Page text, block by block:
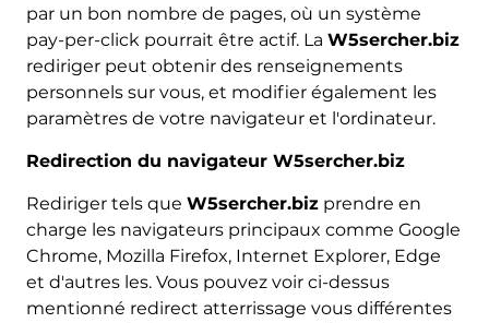
par un bon nombre de pages, où un système
pay-per-click pourrait être actif. La W5sercher.biz
rediriger peut obtenir des renseignements
personnels sur vous, et modifier également les
paramètres de votre navigateur et l'ordinateur.
Redirection du navigateur W5sercher.biz
Rediriger tels que W5sercher.bizprendre en
charge les navigateurs principaux comme Google
Chrome, Mozilla Firefox, Internet Explorer, Edge
et d'autres les. Vous pouvez voir ci-dessus
mentionné redirect atterrissage vous différentes